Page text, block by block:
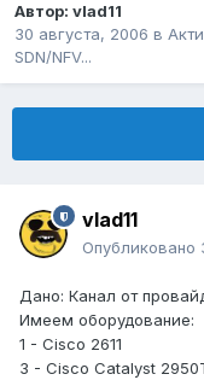
Автор: vlad11
30 августа, 2006 в
SDN/NFV...
vlad11
Опубликовано
Дано: Канал от
Имеем оборудование:
1 - Cisco 2611
3 - Cisco Catalyst